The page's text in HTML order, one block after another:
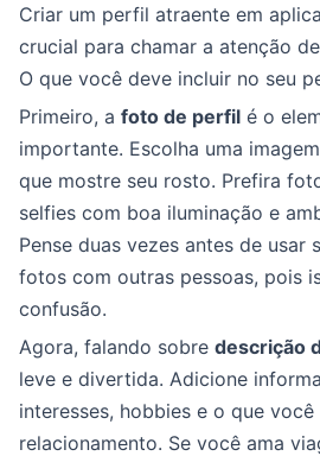
Criar um perfil atraente em
crucial para chamar a atenção
O que você deve incluir no seu
Primeiro, a foto de perfil é o
importante. Escolha uma
que mostre seu rosto. Prefira
selfies com boa iluminação e
Pense duas vezes antes de usar
fotos com outras pessoas, pois
confusão.
Agora, falando sobre descrição
leve e divertida. Adicione
interesses, hobbies e o que você
relacionamento. Se você ama